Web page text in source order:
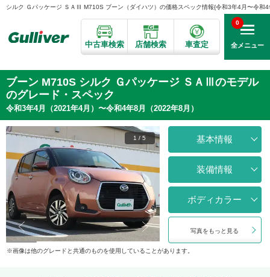
シルク Ｇパッケージ ＳＡⅢ M710S ブーン（ダイハツ）の価格スペック情報{令和3年4月〜令和
中古車検索 店舗検索 車査定 全メニュー
0
ブーン M710S シルク Ｇパッケージ ＳＡⅢのモデル
のグレード・スペック
令和3年4月（2021年4月）〜令和4年8月（2022年8月）
1 /5 基本情報
装備情報
ボディカラー
写真をもっと見る
画像は他のグレードと共通のものを使用していることがあります。